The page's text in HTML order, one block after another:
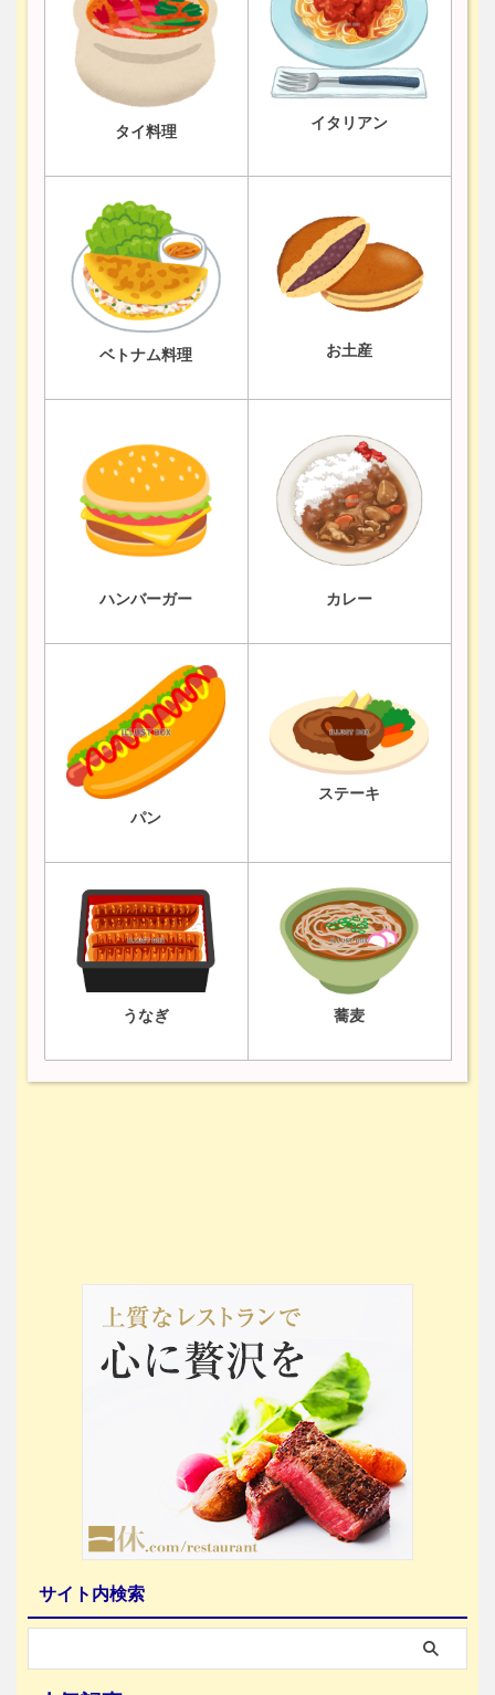
タイ料理
イタリアン
ベトナム料理 お土産
ハンバーガー カレー
パン
ステーキ
うなぎ 蕎麦
サイト内検索